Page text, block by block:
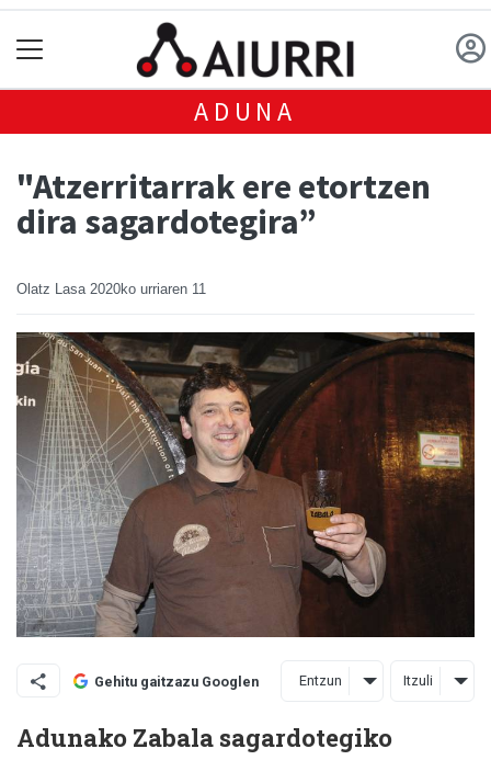
ADUNA
"Atzerritarrak ere etortzen
dira sagardotegira”
Olatz Lasa 2020ko urriaren 11
Gehitu gaitzazu Googlen Entzun Itzuli
Adunako Zabala sagardotegiko